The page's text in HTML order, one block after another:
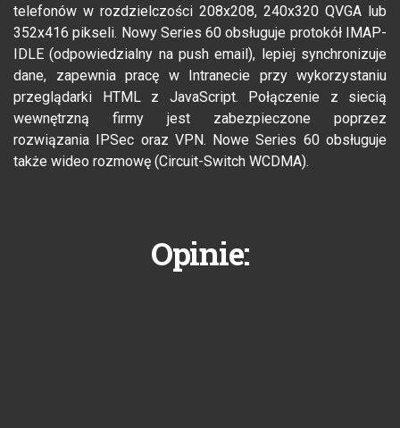
telefonów w rozdzielczości 208x208, 240x320 QVGA lub
352x416 pikseli. Nowy Series 60 obsługuje protokół IMAP-
IDLE (odpowiedzialny na push email), lepiej synchronizuje
dane, zapewnia pracę w Intranecie przy wykorzystaniu
przeglądarki HTML z JavaScript. Połączenie z siecią
wewnętrzną firmy jest zabezpieczone poprzez
rozwiązania IPSec oraz VPN. Nowe Series 60 obsługuje
także wideo rozmowę (Circuit-Switch WCDMA).
Opinie: